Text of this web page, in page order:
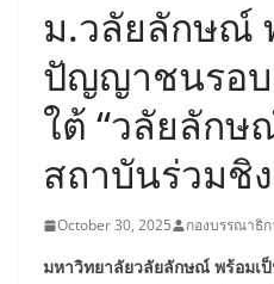
ม.วลัยลักษณ์
ปัญญาชนรอบ
ใต้ “วลัยลักษ
สถาบันร่วมชิ
October 30, 2025 กองบรรณาธิก
มหาวิทยาลัยวลัยลักษณ์ พร้อมเ